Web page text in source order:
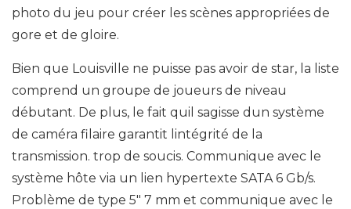
photo du jeu pour créer les scènes appropriées de
gore et de gloire.
Bien que Louisville ne puisse pas avoir de star, la liste
comprend un groupe de joueurs de niveau
débutant. De plus, le fait quil sagisse dun système
de caméra filaire garantit lintégrité de la
transmission. trop de soucis. Communique avec le
système hôte via un lien hypertexte SATA 6 Gb/s.
Problème de type 5″ 7 mm et communique avec le